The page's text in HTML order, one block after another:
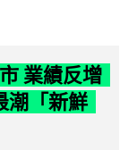
業績反增
潮「新鮮